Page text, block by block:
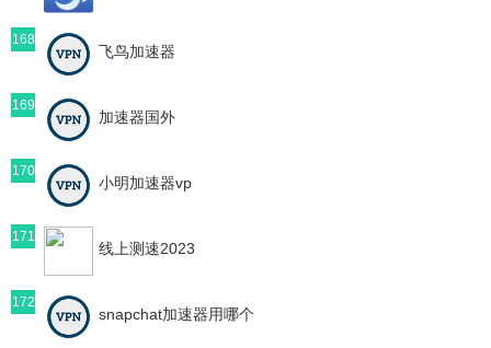
168
飞鸟加速器
169
加速器国外
170
小明加速器vp
171
线上测速2023
172
snapchat加速器用哪个